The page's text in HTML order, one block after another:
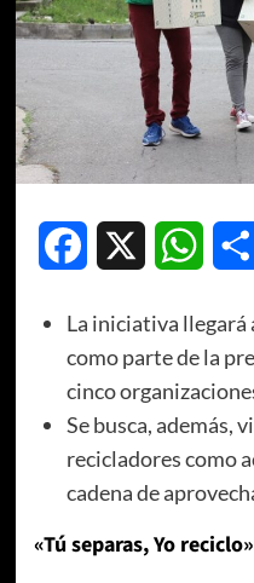
Facebook
La iniciativa llegará
como parte de la
cinco
Se busca, además,
recicladores como
cadena de
«Tú separas, Yo reciclo»